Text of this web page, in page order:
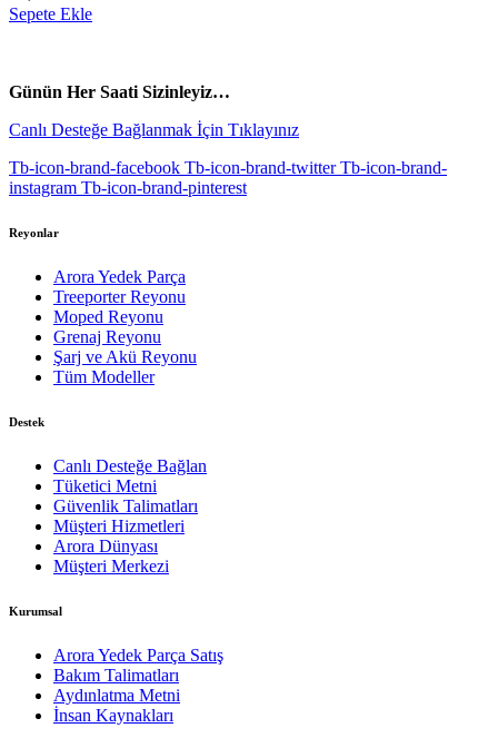
Sepete Ekle
Günün Her Saati Sizinleyiz…
Canlı Desteğe Bağlanmak İçin Tıklayınız
Tb-icon-brand-facebook Tb-icon-brand-twitter Tb-icon-brand-
instagram Tb-icon-brand-pinterest
Reyonlar
Arora Yedek Parça
Treeporter Reyonu
Moped Reyonu
Grenaj Reyonu
Şarj ve Akü Reyonu
Tüm Modeller
Destek
Canlı Desteğe Bağlan
Tüketici Metni
Güvenlik Talimatları
Müşteri Hizmetleri
Arora Dünyası
Müşteri Merkezi
Kurumsal
Arora Yedek Parça Satış
Bakım Talimatları
Aydınlatma Metni
İnsan Kaynakları